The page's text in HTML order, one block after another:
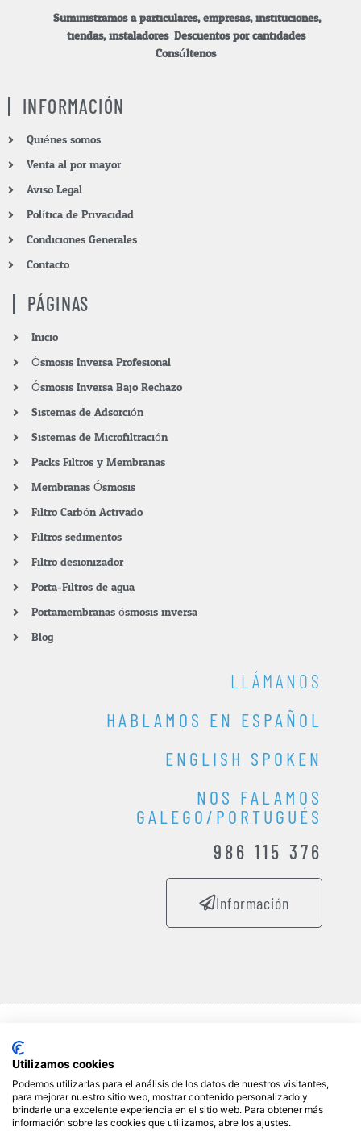
Suministramos a particulares, empresas, instituciones,
tiendas, instaladores. Descuentos por cantidades.
Consúltenos.
INFORMACIÓN
Quiénes somos
Venta al por mayor
Aviso Legal
Política de Privacidad
Condiciones Generales
Contacto
PÁGINAS
Inicio
Ósmosis Inversa Profesional
Ósmosis Inversa Bajo Rechazo
Sistemas de Adsorción
Sistemas de Microfiltración
Packs Filtros y Membranas
Membranas Ósmosis
Filtro Carbón Activado
Filtros sedimentos
Filtro desionizador
Porta-Filtros de agua
Portamembranas ósmosis inversa
Blog
LLÁMANOS
HABLAMOS EN ESPAÑOL
ENGLISH SPOKEN
NOS FALAMOS
GALEGO/PORTUGUÉS
986 115 376
Información
Dirección fiscal: C/Das Pontes nº 4, Buzón 47 - Centro de Negocios
Zona Franca de Vigo, 36350 Nigrán (Pontevedra), Galicia, España
(Spain)
Utilizamos cookies
Podemos utilizarlas para el análisis de los datos de nuestros visitantes,
para mejorar nuestro sitio web, mostrar contenido personalizado y
brindarle una excelente experiencia en el sitio web. Para obtener más
información sobre las cookies que utilizamos, abre los ajustes.